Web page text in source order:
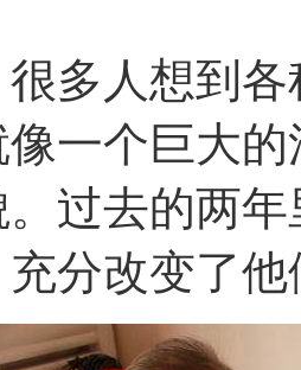
多人想到
一个巨大
过去的两
分改变了